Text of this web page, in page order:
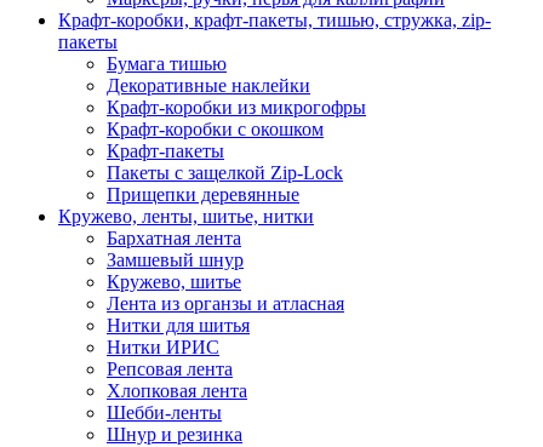
Крафт-коробки, крафт-пакеты, тишью, стружка, zip-
пакеты
Бумага тишью
Декоративные наклейки
Крафт-коробки из микрогофры
Крафт-коробки с окошком
Крафт-пакеты
Пакеты с защелкой Zip-Lock
Прищепки деревянные
Кружево, ленты, шитье, нитки
Бархатная лента
Замшевый шнур
Кружево, шитье
Лента из органзы и атласная
Нитки для шитья
Нитки ИРИС
Репсовая лента
Хлопковая лента
Шебби-ленты
Шнур и резинка